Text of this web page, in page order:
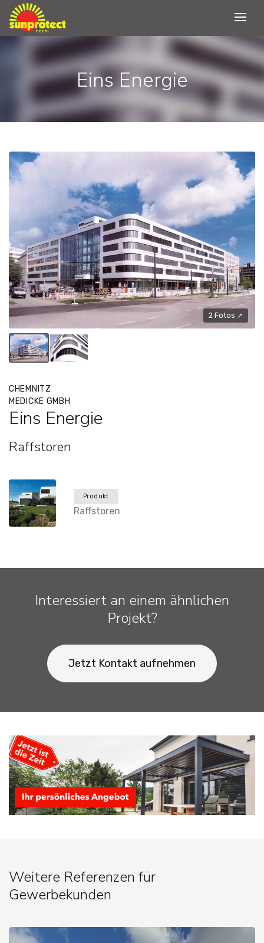
Eins Energie
2 Fotos ↗
CHEMNITZ
MEDICKE GMBH
Eins Energie
Raffstoren
Produkt
Raffstoren
Interessiert an einem ähnlichen
Projekt?
Jetzt Kontakt aufnehmen
Weitere Referenzen für
Gewerbekunden